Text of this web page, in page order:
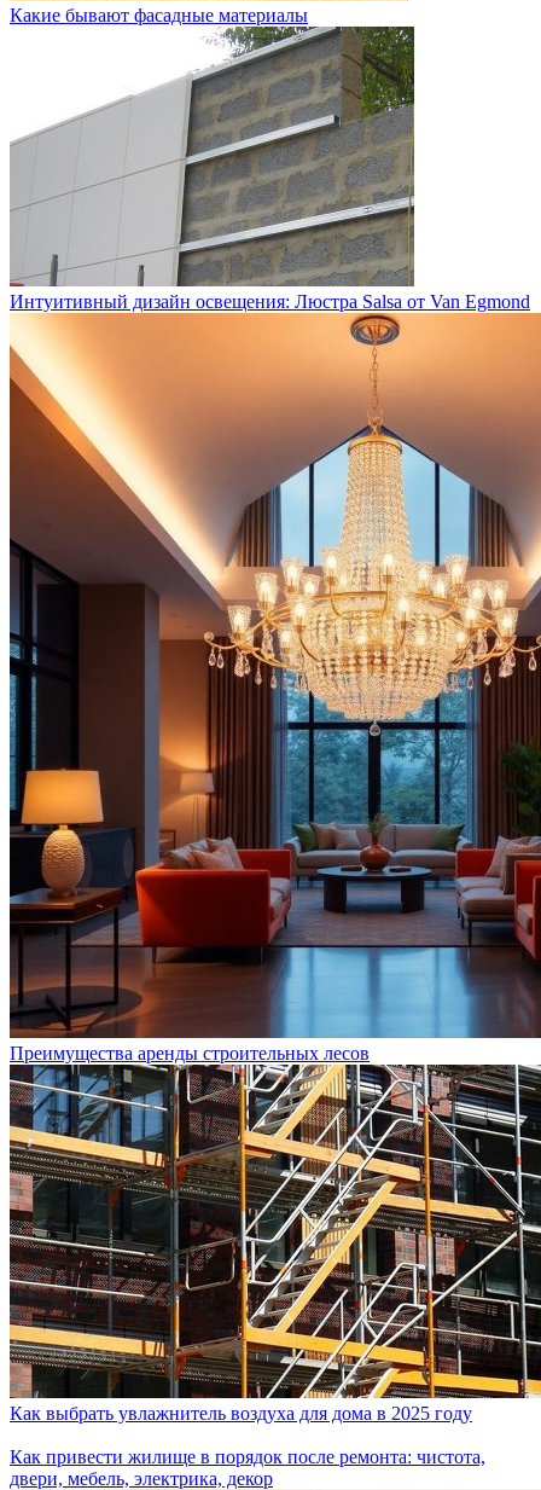
Какие бывают фасадные материалы
Интуитивный дизайн освещения: Люстра Salsa от Van Egmond
Преимущества аренды строительных лесов
Как выбрать увлажнитель воздуха для дома в 2025 году
Как привести жилище в порядок после ремонта: чистота,
двери, мебель, электрика, декор